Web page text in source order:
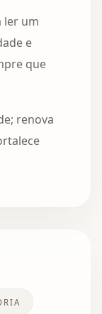
ler um
e
que
renova